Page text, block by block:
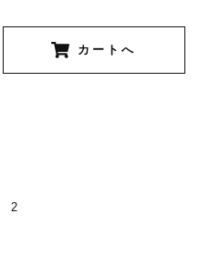
カートへ
2